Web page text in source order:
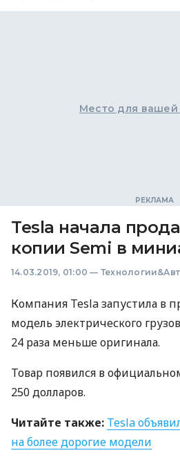
Место для
Tesla начала
копии Semi в
14.03.2019, 01:00 —
Компания Tesla запустила в
модель электрического
24 раза меньше оригинала.
Товар появился в
250 долларов.
Читайте также: Tesla
на более дорогие модели